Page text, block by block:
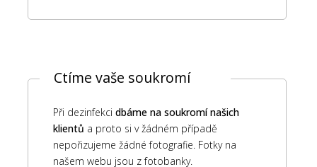
Ctíme vaše soukromí
Při dezinfekci dbáme na soukromí našich
klientů a proto si v žádném případě
nepořizujeme žádné fotografie. Fotky na
našem webu jsou z fotobanky.